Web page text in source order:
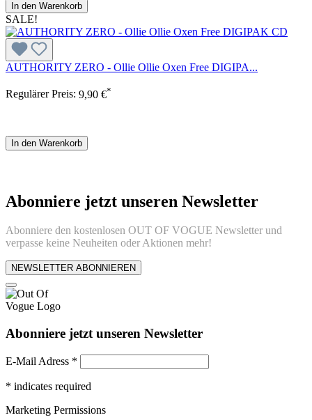
In den Warenkorb
SALE!
AUTHORITY ZERO - Ollie Ollie Oxen Free DIGIPA...
Regulärer Preis: 9,90 €*
In den Warenkorb
Abonniere jetzt unseren Newsletter
Abonniere den kostenlosen OUT OF VOGUE Newsletter und
verpasse keine Neuheiten oder Aktionen mehr!
NEWSLETTER ABONNIEREN
Abonniere jetzt unseren Newsletter
E-Mail Adress *
* indicates required
Marketing Permissions